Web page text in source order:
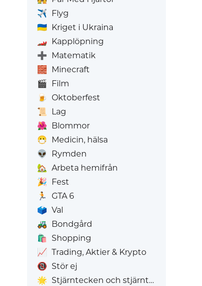
✈️ Flyg
🇺🇦 Kriget i Ukraina
🏎️ Kapplöpning
➕ Matematik
🧱 Minecraft
🎬 Film
🍺
Oktoberfest
📜
Lag
🌺 Blommor
😷 Medicin, hälsa
👽
Rymden
🏡 Arbeta hemifrån
🎉 Fest
🏃
GTA 6
🗳️ Val
🚜 Bondgård
🛍️
Shopping
📈 Trading, Aktier & Krypto
📵 Stör ej
🌟 Stjärntecken och stjärntecken